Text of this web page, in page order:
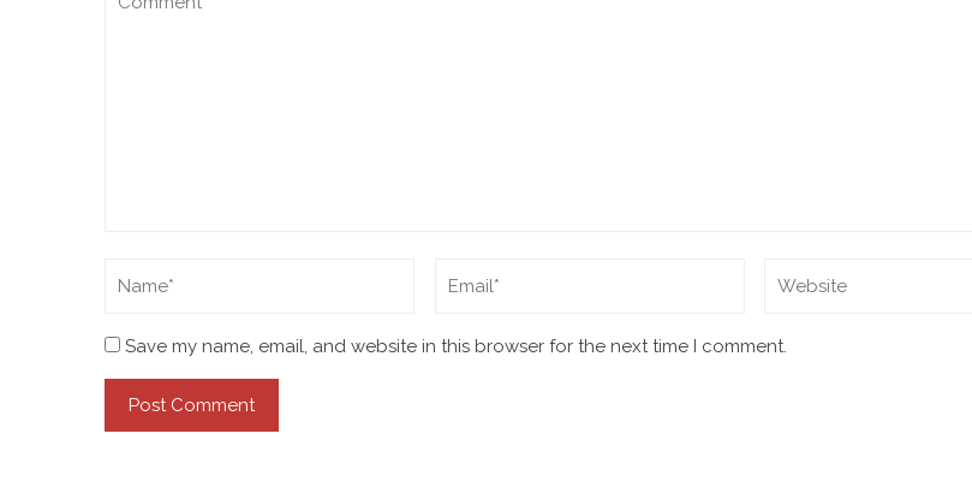
Save my name, email, and website in this browser for the next time I comment.